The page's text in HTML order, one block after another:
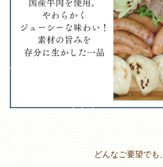
どんなご要望でも、